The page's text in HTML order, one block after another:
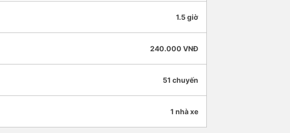
1.5 giờ
240.000 VNĐ
51 chuyến
1 nhà xe